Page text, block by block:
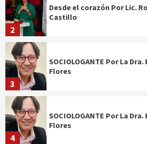
2
Desde el corazón Por Lic.
Castillo
3
SOCIOLOGANTE Por La
Flores
4
SOCIOLOGANTE Por La
Flores